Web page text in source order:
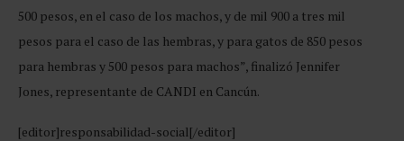
500 pesos, en el caso de los machos, y de mil 900 a tres mil
pesos para el caso de las hembras, y para gatos de 850 pesos
para hembras y 500 pesos para machos”, finalizó Jennifer
Jones, representante de CANDI en Cancún.
[editor]responsabilidad-social[/editor]